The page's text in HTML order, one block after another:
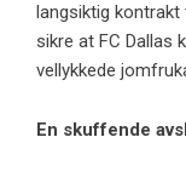
langsiktig
sikre at FC Dallas
vellykkede
En skuffende